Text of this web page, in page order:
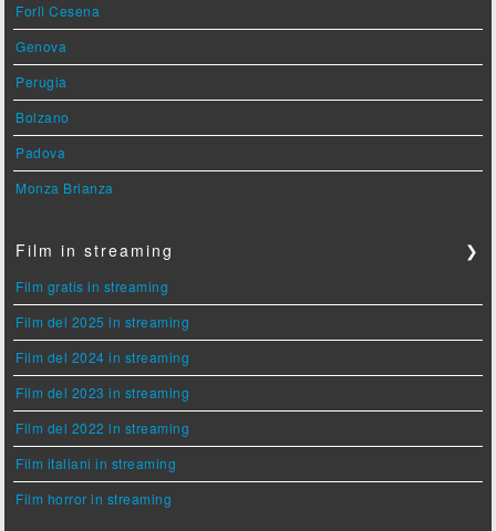
Forlì Cesena
Genova
Perugia
Bolzano
Padova
Monza Brianza
Film in streaming ❯
Film gratis in streaming
Film del 2025 in streaming
Film del 2024 in streaming
Film del 2023 in streaming
Film del 2022 in streaming
Film italiani in streaming
Film horror in streaming